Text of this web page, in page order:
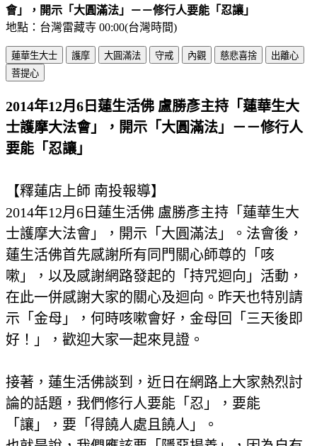
會」，開示「大圓滿法」－－修行人要能「忍讓」
地點：台灣雷藏寺 00:00(台灣時間)
蓮華生大士 護摩 大圓滿法 守戒 內觀 慈悲喜捨
出離心
菩提心
2014年12月6日蓮生活佛 盧勝彥主持「蓮華生大
士護摩大法會」，開示「大圓滿法」－－修行人
要能「忍讓」
【釋蓮店上師 南投報導】
2014年12月6日蓮生活佛 盧勝彥主持「蓮華生大
士護摩大法會」，開示「大圓滿法」。法會後，
蓮生活佛首先感謝所有同門關心師尊的「咳
嗽」，以及感謝網路發起的「持咒迴向」活動，
在此一併感謝大家的關心及迴向。昨天也特別請
示「金母」，何時咳嗽會好，金母回「三天後即
好！」，歡迎大家一起來見證。
接著，蓮生活佛談到，近日在網路上大家熱烈討
論的話題，我們修行人要能「忍」，要能
「讓」，要「得饒人處且饒人」。